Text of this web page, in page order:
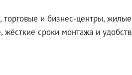
и бизнес-центры,
жёсткие сроки монтажа и